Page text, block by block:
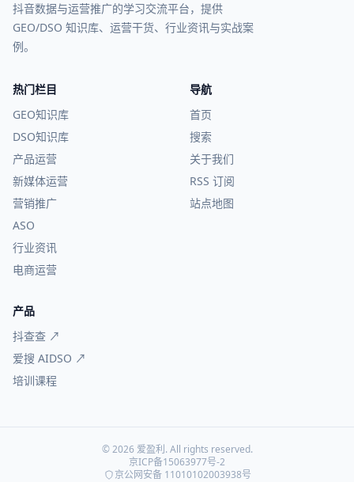
抖音数据与运营推广的学习交流平台，提供
GEO/DSO 知识库、运营干货、行业资讯与实战案
例。
热门栏目
GEO知识库
DSO知识库
产品运营
新媒体运营
营销推广
ASO
行业资讯
电商运营
导航
首页
搜索
关于我们
RSS 订阅
站点地图
产品
抖查查 ↗
爱搜 AIDSO ↗
培训课程
© 2026 爱盈利. All rights reserved.
京ICP备15063977号-2
京公网安备 11010102003938号